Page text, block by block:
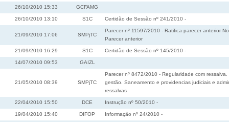
26/10/2010 15:33 GCFAMG
26/10/2010 13:10 S1C Certidão de Sessão nº 241/2010 -
21/09/2010 17:06 SMPjTC
Parecer nº 11597/2010 - Ratifica parecer anterior
Parecer anterior
21/09/2010 16:29 S1C Certidão de Sessão nº 145/2010 -
14/07/2010 09:53 GAIZL
21/05/2010 08:39 SMPjTC
Parecer nº 8472/2010 - Regularidade com
gestão. Saneamento e providencias judiciais e
ressalvas
22/04/2010 15:50 DCE Instrução nº 50/2010 -
19/04/2010 15:40 DIFOP Informação nº 24/2010 -